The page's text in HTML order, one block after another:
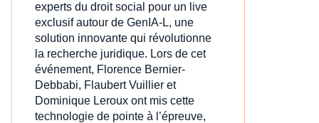
experts du droit social pour un live
exclusif autour de GenIA‑L, une
solution innovante qui révolutionne
la recherche juridique. Lors de cet
événement, Florence Bernier-
Debbabi, Flaubert Vuillier et
Dominique Leroux ont mis cette
technologie de pointe à l’épreuve,